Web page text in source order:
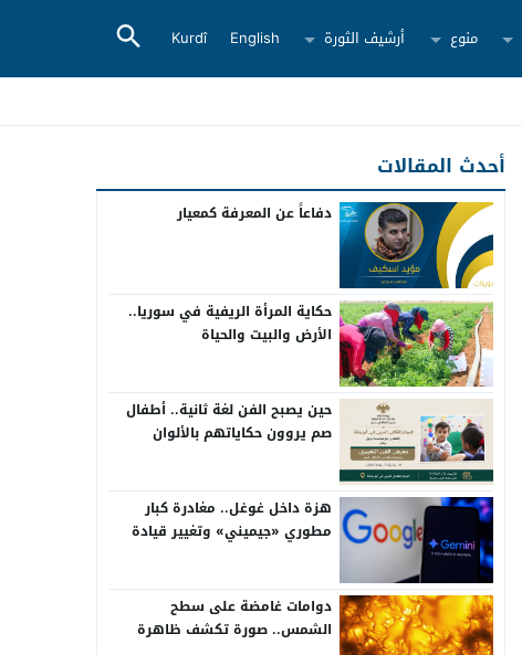
منوع أرشيف الثورة English
Kurdî
أحدث المقالات
دفاعاً عن المعرفة كمعيار
حكاية المرأة الريفية في سوريا..
الأرض والبيت والحياة
حين يصبح الفن لغة ثانية.. أطفال
صم يروون حكاياتهم بالألوان
هزة داخل غوغل.. مغادرة كبار
مطوري «جيميني» وتغيير قيادة
دوامات غامضة على سطح
الشمس.. صورة تكشف ظاهرة